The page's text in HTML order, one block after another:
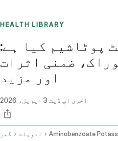
HEALTH LIBRARY
پوٹاشیم کیا ہے:
ضمنی اثرات
اور مزید
آخری اپ ڈیٹ 3 اپریل، 2026
گھر ادویات